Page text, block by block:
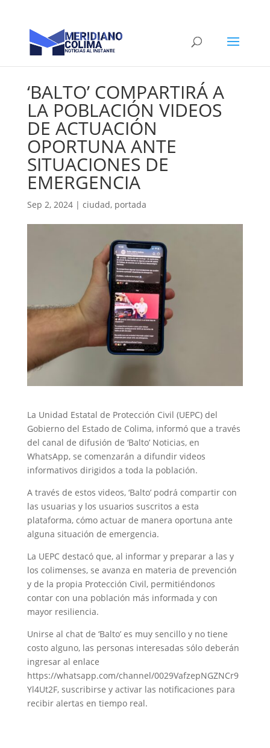
‘BALTO’ COMPARTIRÁ A
LA POBLACIÓN VIDEOS
DE ACTUACIÓN
OPORTUNA ANTE
SITUACIONES DE
EMERGENCIA
Sep 2, 2024| ciudad, portada
La Unidad Estatal de Protección Civil (UEPC) del
Gobierno del Estado de Colima, informó que a través
del canal de difusión de ‘Balto’ Noticias, en
WhatsApp, se comenzarán a difundir videos
informativos dirigidos a toda la población.
A través de estos videos, ‘Balto’ podrá compartir con
las usuarias y los usuarios suscritos a esta
plataforma, cómo actuar de manera oportuna ante
alguna situación de emergencia.
La UEPC destacó que, al informar y preparar a las y
los colimenses, se avanza en materia de prevención
y de la propia Protección Civil, permitiéndonos
contar con una población más informada y con
mayor resiliencia.
Unirse al chat de ‘Balto’ es muy sencillo y no tiene
costo alguno, las personas interesadas sólo deberán
ingresar al enlace
https://whatsapp.com/channel/0029VafzepNGZNCr9
Yl4Ut2F, suscribirse y activar las notificaciones para
recibir alertas en tiempo real.